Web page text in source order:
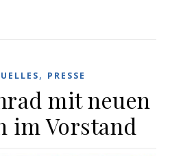
, PRESSE
mit neuen
im Vorstand